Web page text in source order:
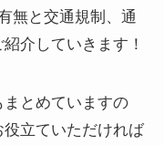
無と交通規制、通
介していきます！
とめていますの
立ていただければ